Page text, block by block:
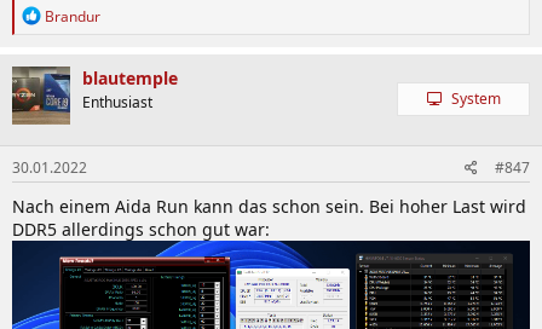
R
k
t
i
o
n
e
n
:
Brandur
blautemple
Enthusiast System
30.01.2022 #847
Nach einem Aida Run kann das schon sein. Bei hoher Last wird
DDR5 allerdings schon gut war: